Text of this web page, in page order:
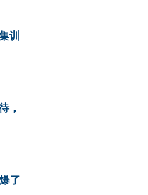
训
，
了